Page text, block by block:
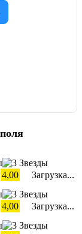
4,00
Загрузка...
4,00 Загрузка...